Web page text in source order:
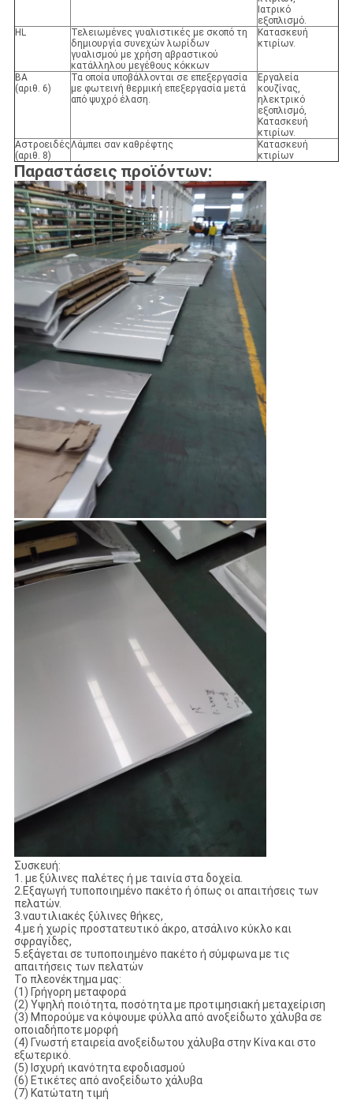
Ιατρικό
εξοπλισμό.
HL
Τελειωμένες γυαλιστικές με σκοπό τη
δημιουργία συνεχών λωρίδων
γυαλισμού με χρήση αβραστικού
κατάλληλου μεγέθους κόκκων
Κατασκευή
κτιρίων.
ΒΑ
(αριθ. 6)
Τα οποία υποβάλλονται σε επεξεργασία
με φωτεινή θερμική επεξεργασία μετά
από ψυχρό έλαση.
Εργαλεία
κουζίνας,
ηλεκτρικό
εξοπλισμό,
Κατασκευή
κτιρίων.
Αστροειδές
(αριθ. 8)
Λάμπει σαν καθρέφτης
Κατασκευή
κτιρίων
Παραστάσεις προϊόντων:
Συσκευή:
1. με ξύλινες παλέτες ή με ταινία στα δοχεία.
2.Εξαγωγή τυποποιημένο πακέτο ή όπως οι απαιτήσεις των
πελατών.
3.ναυτιλιακές ξύλινες θήκες,
4.με ή χωρίς προστατευτικό άκρο, ατσάλινο κύκλο και
σφραγίδες,
5.εξάγεται σε τυποποιημένο πακέτο ή σύμφωνα με τις
απαιτήσεις των πελατών
Το πλεονέκτημα μας:
(1) Γρήγορη μεταφορά
(2) Υψηλή ποιότητα, ποσότητα με προτιμησιακή μεταχείριση
(3) Μπορούμε να κόψουμε φύλλα από ανοξείδωτο χάλυβα σε
οποιαδήποτε μορφή
(4) Γνωστή εταιρεία ανοξείδωτου χάλυβα στην Κίνα και στο
εξωτερικό.
(5) Ισχυρή ικανότητα εφοδιασμού
(6) Ετικέτες από ανοξείδωτο χάλυβα
(7) Κατώτατη τιμή